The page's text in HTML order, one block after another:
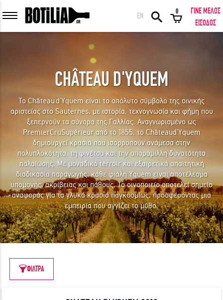
ΕΙΣΟΔΟΣ ΜΕΛΩΝ
ΕΙΣΟΔΟΣ Ξέχασα τον κωδικό μου!
ΕΙΣΟΔΟΣ ΜΕ FACEBOOK
ΕΚΠΛΗΚΤΙΚΑ ΚΡΑΣΙΑ ΑΠΟ ΟΛΟ ΤΟΝ ΚΟΣΜΟ ΣΤΗΝ ΠΟΡΤΑ ΣΟΥ ΣΕ
ΜΟΝΑΔΙΚΕΣ ΠΡΟΣΦΟΡΕΣ!
ΓΙΝΕ ΜΕΛΟΣ
EN
0
ΓΙΝΕ ΜΕΛΟΣ
ΕΙΣΟΔΟΣ
CHÂTEAU D'YQUEM
Το Château d’Yquem είναι το απόλυτο σύμβολο της οινικής
αριστείας στο Sauternes, με ιστορία, τεχνογνωσία και φήμη που
ξεπερνούν τα σύνορα της Γαλλίας. Αναγνωρισμένο ως
PremierCruSupérieur από το 1855, το Châteaud’Yquem
δημιουργεί κρασιά που ισορροπούν ανάμεσα στην
πολυπλοκότητα, τη φινέτσα και την απαράμιλλη δυνατότητα
παλαίωσης. Με μοναδικό terroir και εξαιρετικά απαιτητική
διαδικασία παραγωγής, κάθε φιάλη Yquem είναι αποτέλεσμα
υπομονής, ακρίβειας και πάθους. Το οινοποιείο αποτελεί σημείο
αναφοράς για τα γλυκά κρασιά παγκοσμίως, προσφέροντας μια
εμπειρία που αγγίζει το μύθο.
ΦΙΛΤΡΑ